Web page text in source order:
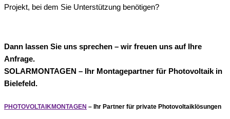
Projekt, bei dem Sie Unterstützung benötigen?
Dann lassen Sie uns sprechen – wir freuen uns auf Ihre
Anfrage.
SOLARMONTAGEN – Ihr Montagepartner für Photovoltaik in
Bielefeld.
PHOTOVOLTAIKMONTAGEN – Ihr Partner für private Photovoltaiklösungen